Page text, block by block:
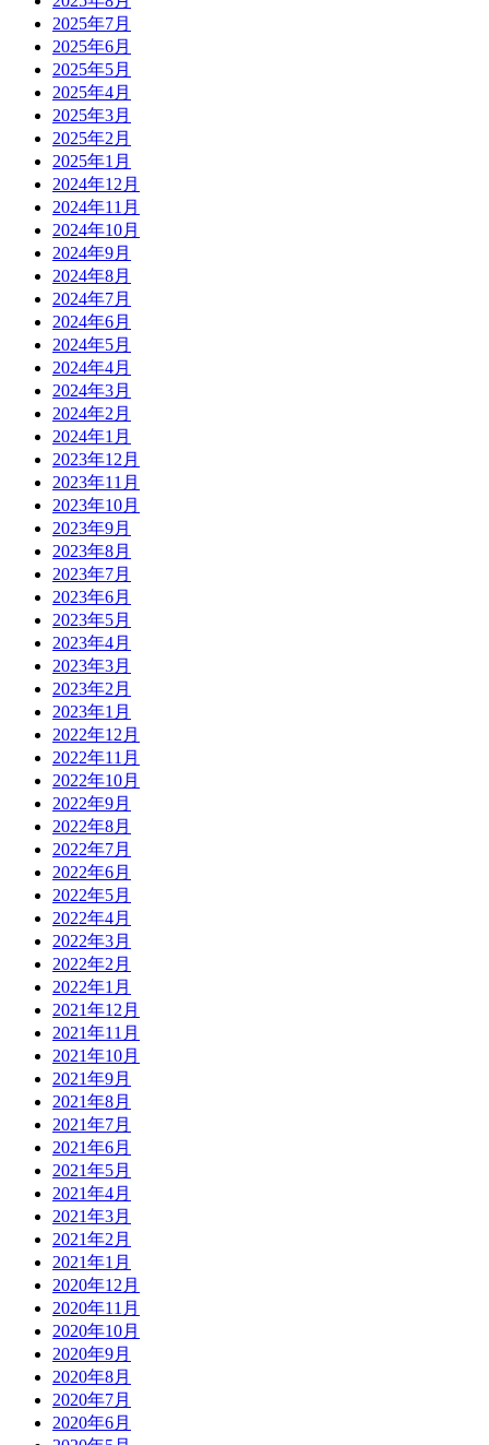
2025年7月
2025年6月
2025年5月
2025年4月
2025年3月
2025年2月
2025年1月
2024年12月
2024年11月
2024年10月
2024年9月
2024年8月
2024年7月
2024年6月
2024年5月
2024年4月
2024年3月
2024年2月
2024年1月
2023年12月
2023年11月
2023年10月
2023年9月
2023年8月
2023年7月
2023年6月
2023年5月
2023年4月
2023年3月
2023年2月
2023年1月
2022年12月
2022年11月
2022年10月
2022年9月
2022年8月
2022年7月
2022年6月
2022年5月
2022年4月
2022年3月
2022年2月
2022年1月
2021年12月
2021年11月
2021年10月
2021年9月
2021年8月
2021年7月
2021年6月
2021年5月
2021年4月
2021年3月
2021年2月
2021年1月
2020年12月
2020年11月
2020年10月
2020年9月
2020年8月
2020年7月
2020年6月